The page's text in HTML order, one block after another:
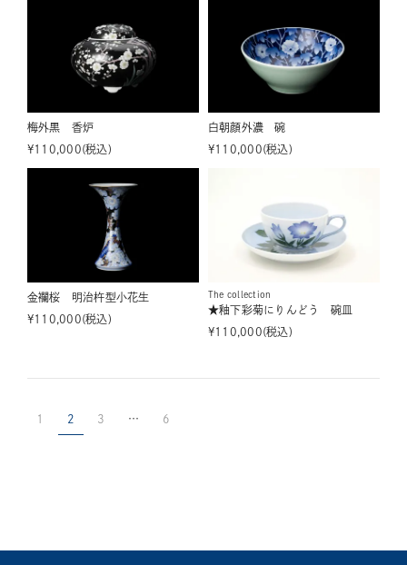
梅外黒 香炉
¥110,000 税込
白朝顔外濃 碗
¥110,000 税込
金襴桜 明治杵型小花生
¥110,000 税込
The collection
★釉下彩菊にりんどう 碗皿
¥110,000 税込
1 2 3 … 6